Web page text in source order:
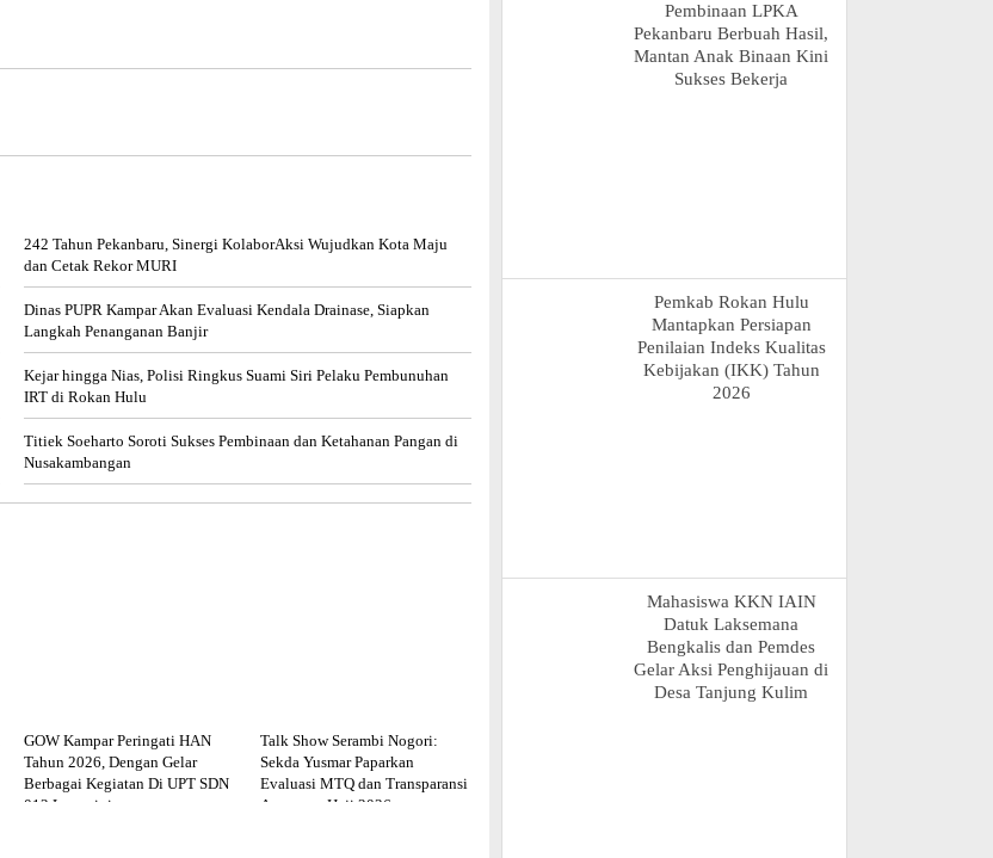
242 Tahun Pekanbaru, Sinergi KolaborAksi Wujudkan Kota Maju
dan Cetak Rekor MURI
Dinas PUPR Kampar Akan Evaluasi Kendala Drainase, Siapkan
Langkah Penanganan Banjir
Kejar hingga Nias, Polisi Ringkus Suami Siri Pelaku Pembunuhan
IRT di Rokan Hulu
Titiek Soeharto Soroti Sukses Pembinaan dan Ketahanan Pangan di
Nusakambangan
GOW Kampar Peringati HAN
Tahun 2026, Dengan Gelar
Berbagai Kegiatan Di UPT SDN
012 Langgini
Talk Show Serambi Nogori:
Sekda Yusmar Paparkan
Evaluasi MTQ dan Transparansi
Anggaran Haji 2026
Pembinaan LPKA
Pekanbaru Berbuah Hasil,
Mantan Anak Binaan Kini
Sukses Bekerja
Pemkab Rokan Hulu
Mantapkan Persiapan
Penilaian Indeks Kualitas
Kebijakan (IKK) Tahun
2026
Mahasiswa KKN IAIN
Datuk Laksemana
Bengkalis dan Pemdes
Gelar Aksi Penghijauan di
Desa Tanjung Kulim